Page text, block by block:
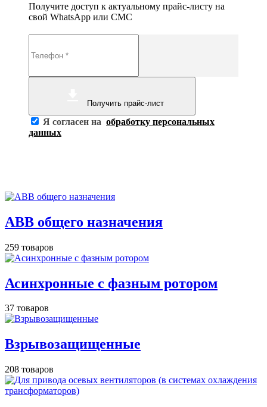
Получите доступ к актуальному прайс-листу на
свой WhatsApp или СМС
Получить прайс-лист
Я согласен на обработку персональных
данных
АВВ общего назначения
259 товаров
Асинхронные с фазным ротором
37 товаров
Взрывозащищенные
208 товаров